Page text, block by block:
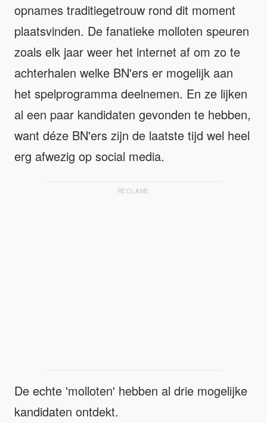
opnames traditiegetrouw rond dit moment
plaatsvinden. De fanatieke molloten speuren
zoals elk jaar weer het internet af om zo te
achterhalen welke BN'ers er mogelijk aan
het spelprogramma deelnemen. En ze lijken
al een paar kandidaten gevonden te hebben,
want déze BN'ers zijn de laatste tijd wel heel
erg afwezig op social media.
RECLAME
De echte 'molloten' hebben al drie mogelijke
kandidaten ontdekt.